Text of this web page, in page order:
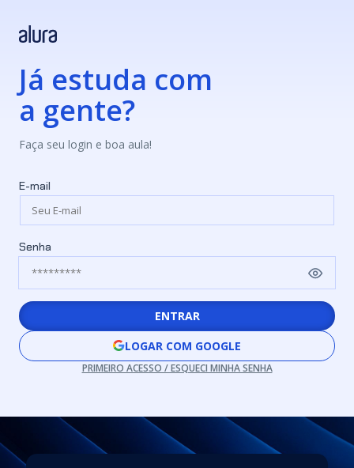
Já estuda com
a gente?
Faça seu login e boa aula!
E-mail
Senha
ENTRAR
LOGAR COM GOOGLE
PRIMEIRO ACESSO / ESQUECI MINHA SENHA